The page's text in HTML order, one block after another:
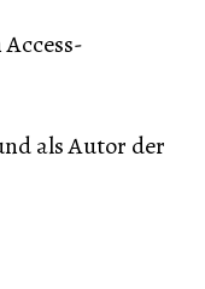
als Autor der